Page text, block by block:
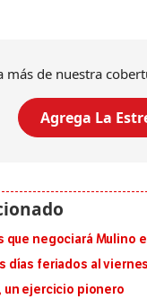
más de nuestra
Agrega La
que negociará Mulino
días feriados al
un ejercicio pionero